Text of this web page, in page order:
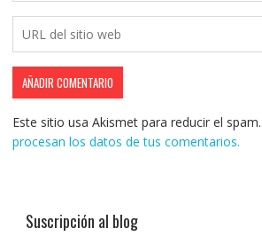
Este sitio usa Akismet para reducir el spam.
procesan los datos de tus comentarios.
Suscripción al blog